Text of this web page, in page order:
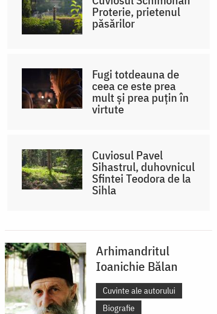
Proterie, prietenul
păsărilor
Fugi totdeauna de
ceea ce este prea
mult și prea puțin în
virtute
Cuviosul Pavel
Sihastrul, duhovnicul
Sfintei Teodora de la
Sihla
Arhimandritul
Ioanichie Bălan
Cuvinte ale autorului
Biografie